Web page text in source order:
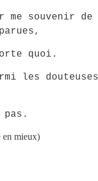
me souvenir
quoi.
les
en mieux)